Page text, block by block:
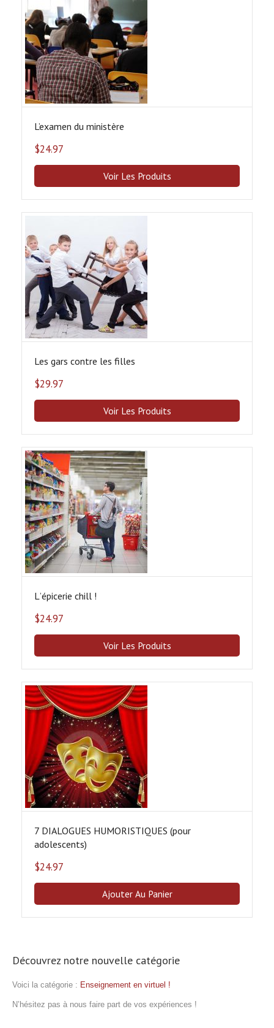
L’examen du ministère
$24.97
Voir Les Produits
Les gars contre les filles
$29.97
Voir Les Produits
Lʼépicerie chill !
$24.97
Voir Les Produits
7 DIALOGUES HUMORISTIQUES (pour
adolescents)
$24.97
Ajouter Au Panier
Découvrez notre nouvelle catégorie
Voici la catégorie : Enseignement en virtuel !
N’hésitez pas à nous faire part de vos expériences !